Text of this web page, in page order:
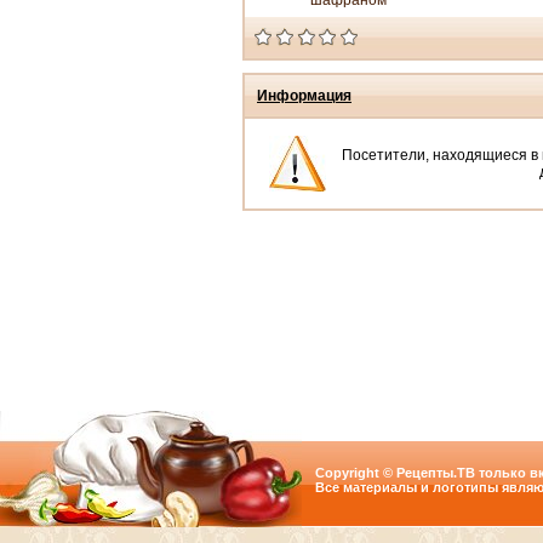
Информация
Посетители, находящиеся в
Copyright © Рецепты.ТВ только
Все материалы и логотипы